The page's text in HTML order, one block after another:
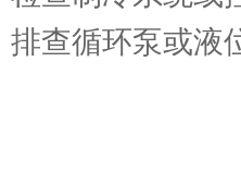
排查循环泵或液